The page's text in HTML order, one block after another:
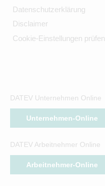
Datenschutzerklärung
Disclaimer
Cookie-Einstellungen prüfen
DATEV Unternehmen Online
Unternehmen-Online
DATEV Arbeitnehmer Online
Arbeitnehmer-Online